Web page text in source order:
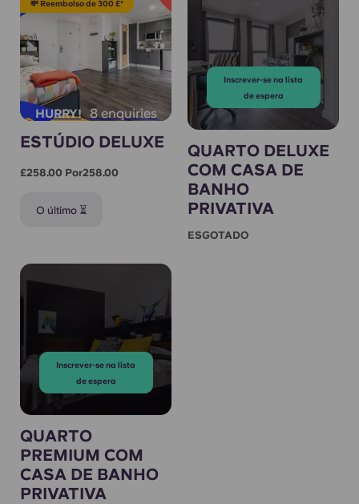
💸 Reembolso de 300 £*
HURRY! 8 enquiries
ESTÚDIO DELUXE
£258.00 Por258.00
O último ⏳
Inscrever-se na lista
de espera
QUARTO DELUXE
COM CASA DE
BANHO
PRIVATIVA
ESGOTADO
Inscrever-se na lista
de espera
QUARTO
PREMIUM COM
CASA DE BANHO
PRIVATIVA